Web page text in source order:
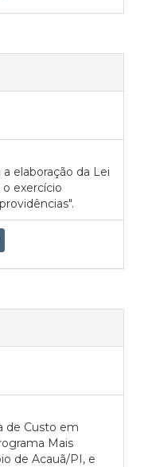
elaboração da Lei
exercício
de Custo em
Mais
de Acauã/PI, e